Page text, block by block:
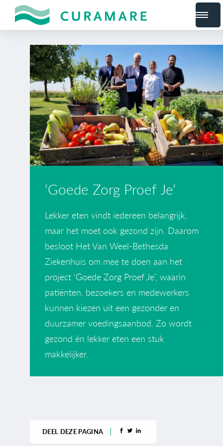
‘Goede Zorg Proef Je’
Lekker eten vindt iedereen belangrijk,
maar het moet ook gezond zijn. Daarom
besloot Het Van Weel-Bethesda
Ziekenhuis om mee te doen aan het
project ‘Goede Zorg Proef Je’, waarin
patiënten, bezoekers en medewerkers
kunnen kiezen uit een gezonder en
duurzamer voedingsaanbod. Zo wordt
gezond én lekker eten een stuk
makkelijker.
DEEL DEZE PAGINA